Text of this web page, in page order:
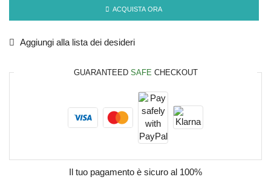
ACQUISTA ORA
Aggiungi alla lista dei desideri
GUARANTEED SAFE CHECKOUT
Il tuo pagamento è sicuro al 100%